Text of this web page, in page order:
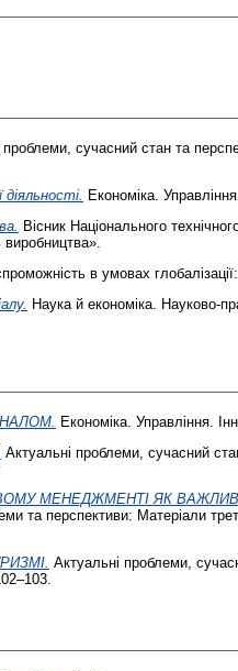
проблеми, сучасний стан та
Економіка.
Вісник Національного
виробництва».
в умовах
Наука й економіка. Науково-
Економіка. Управління.
Актуальні проблеми, сучасний
МЕНЕДЖМЕНТІ ЯК
та перспективи: Матеріали
Актуальні проблеми,